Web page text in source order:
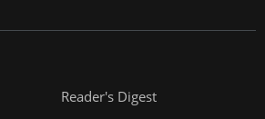
Reader's Digest